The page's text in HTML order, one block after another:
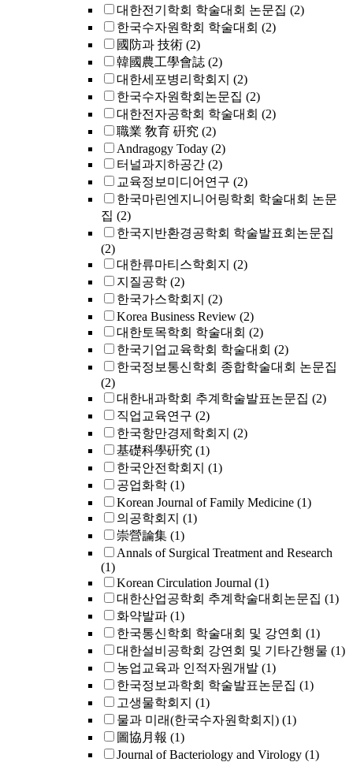
대한전기학회 학술대회 논문집 (2)
한국수자원학회 학술대회 (2)
國防과 技術 (2)
韓國農工學會誌 (2)
대한세포병리학회지 (2)
한국수자원학회논문집 (2)
대한전자공학회 학술대회 (2)
職業 敎育 硏究 (2)
Andragogy Today (2)
터널과지하공간 (2)
교육정보미디어연구 (2)
한국마린엔지니어링학회 학술대회 논문
집 (2)
한국지반환경공학회 학술발표회논문집
(2)
대한류마티스학회지 (2)
지질공학 (2)
한국가스학회지 (2)
Korea Business Review (2)
대한토목학회 학술대회 (2)
한국기업교육학회 학술대회 (2)
한국정보통신학회 종합학술대회 논문집
(2)
대한내과학회 추계학술발표논문집 (2)
직업교육연구 (2)
한국항만경제학회지 (2)
基礎科學硏究 (1)
한국안전학회지 (1)
공업화학 (1)
Korean Journal of Family Medicine (1)
의공학회지 (1)
崇營論集 (1)
Annals of Surgical Treatment and Research
(1)
Korean Circulation Journal (1)
대한산업공학회 추계학술대회논문집 (1)
화약발파 (1)
한국통신학회 학술대회 및 강연회 (1)
대한설비공학회 강연회 및 기타간행물 (1)
농업교육과 인적자원개발 (1)
한국정보과학회 학술발표논문집 (1)
고생물학회지 (1)
물과 미래(한국수자원학회지) (1)
圖協月報 (1)
Journal of Bacteriology and Virology (1)